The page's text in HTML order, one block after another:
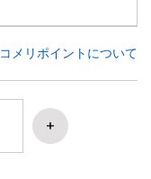
コメリポイントについて